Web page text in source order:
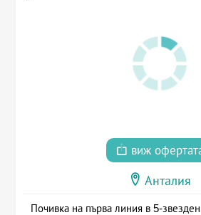
виж
Анталия
Почивка на първа линия в 5-